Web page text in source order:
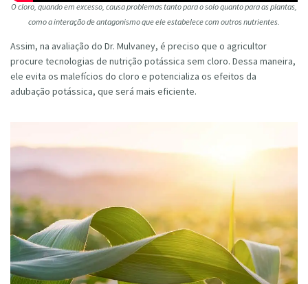
O cloro, quando em excesso, causa problemas tanto para o solo quanto para as plantas,
como a interação de antagonismo que ele estabelece com outros nutrientes.
Assim, na avaliação do Dr. Mulvaney, é preciso que o agricultor
procure tecnologias de nutrição potássica sem cloro. Dessa maneira,
ele evita os malefícios do cloro e potencializa os efeitos da
adubação potássica, que será mais eficiente.